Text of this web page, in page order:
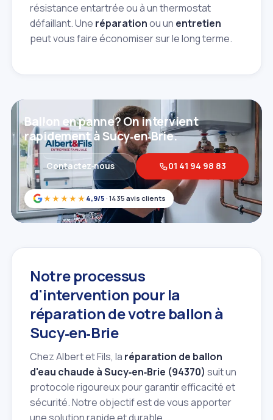
résistance entartrée ou à un thermostat
défaillant. Une réparationou un entretien
peut vous faire économiser sur le long terme.
★★★★★ 4,9/5 · 1435 avis clients
Ballon en panne? On intervient
rapidement à Sucy‑en‑Brie.
Contactez‑nous 01 41 94 98 83
Notre processus
d'intervention pour la
réparation de votre ballon à
Sucy‑en‑Brie
Chez Albert et Fils, la réparation de ballon
d'eau chaude à Sucy‑en‑Brie (94370) suit un
protocole rigoureux pour garantir efficacité et
sécurité. Notre objectif est de vous apporter